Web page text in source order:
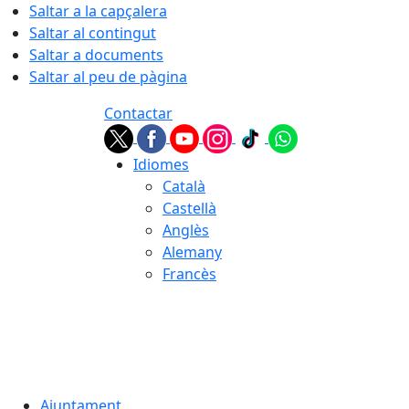
Saltar a la capçalera
Saltar al contingut
Saltar a documents
Saltar al peu de pàgina
Contactar
Idiomes
Català
Castellà
Anglès
Alemany
Francès